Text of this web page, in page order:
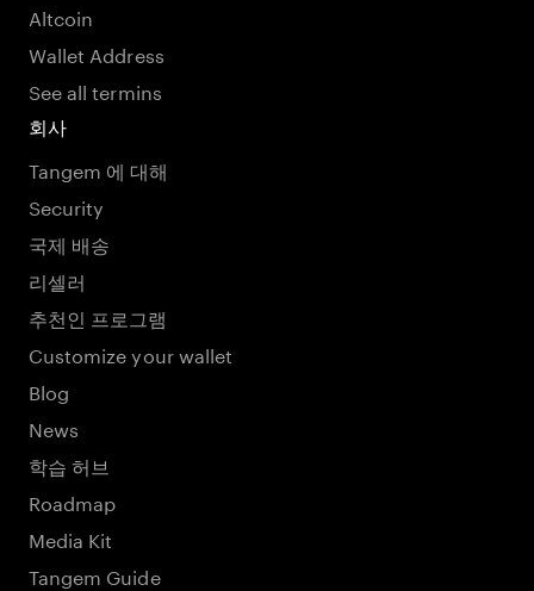
Altcoin
Wallet Address
See all termins
회사
Tangem 에 대해
Security
국제 배송
리셀러
추천인 프로그램
Customize your wallet
Blog
News
학습 허브
Roadmap
Media Kit
Tangem Guide